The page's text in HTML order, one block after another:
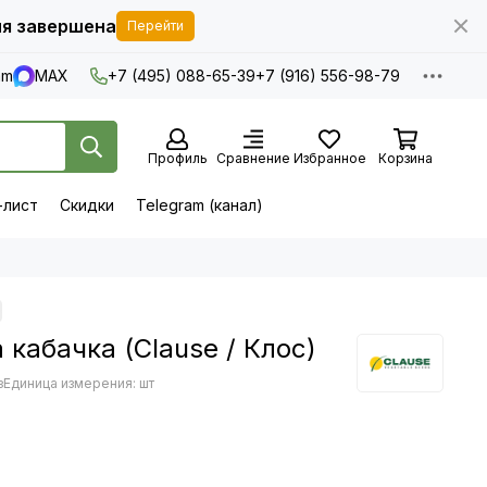
завершена Перейти
MAX +7 (495) 088-65-39+7 (916) 556-98-79
Профиль Сравнение Избранное Корзина
Скидки Telegram (канал)
(Clause / Клос)
Единица измерения: шт